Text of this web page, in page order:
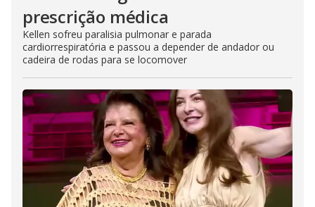
prescrição médica
Kellen sofreu paralisia pulmonar e parada
cardiorrespiratória e passou a depender de andador ou
cadeira de rodas para se locomover